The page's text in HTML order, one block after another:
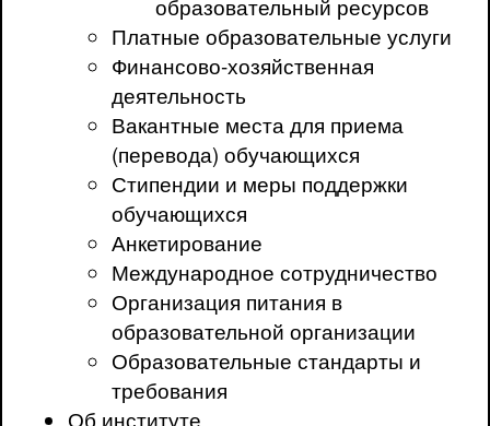
Платные образовательные услуги
Финансово-хозяйственная
деятельность
Вакантные места для приема
(перевода) обучающихся
Стипендии и меры поддержки
обучающихся
Анкетирование
Международное сотрудничество
Организация питания в
образовательной организации
Образовательные стандарты и
требования
Об институте